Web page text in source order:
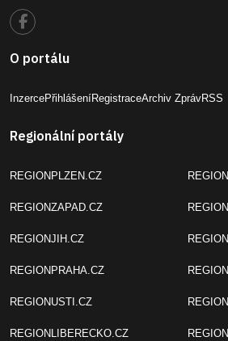
O portálu
InzercePřihlášeníRegistraceArchiv ZprávRSS
Regionální portály
REGIONPLZEN.CZ
REGIONZAPAD.CZ
REGIONJIH.CZ
REGIONPRAHA.CZ
REGIONUSTI.CZ
REGIONLIBERECKO.CZ